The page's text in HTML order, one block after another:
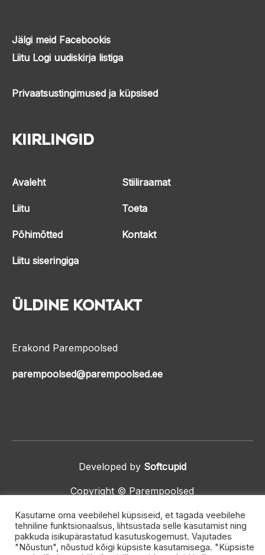
Jälgi meid Facebookis
Liitu Logi uudiskirja listiga
Privaatsustingimused ja küpsised
Kiirlingid
Avaleht
Liitu
Põhimõtted
Liitu siseringiga
Stiiliraamat
Toeta
Kontakt
Üldine kontakt
Erakond Parempoolsed
parempoolsed@parempoolsed.ee
Developed by Softcupid
Copyright © Parempoolsed
Kasutame oma veebilehel küpsiseid, et tagada veebilehe
tehniline funktsionaalsus, lihtsustada selle kasutamist ning
pakkuda isikupärastatud kasutuskogemust. Vajutades
"Nõustun", nõustud kõigi küpsiste kasutamisega. "Küpsiste